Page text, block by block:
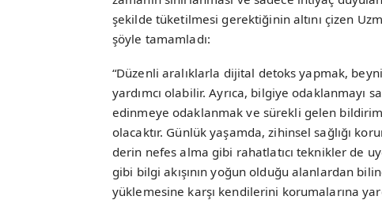
şekilde tüketilmesi gerektiğinin altını çizen
şöyle tamamladı:
“Düzenli aralıklarla dijital detoks yapmak,
yardımcı olabilir. Ayrıca, bilgiye
edinmeye odaklanmak ve sürekli gelen
olacaktır. Günlük yaşamda, zihinsel sağlığı
derin nefes alma gibi rahatlatıcı teknikler de
gibi bilgi akışının yoğun olduğu alanlardan
yüklemesine karşı kendilerini korumalarına